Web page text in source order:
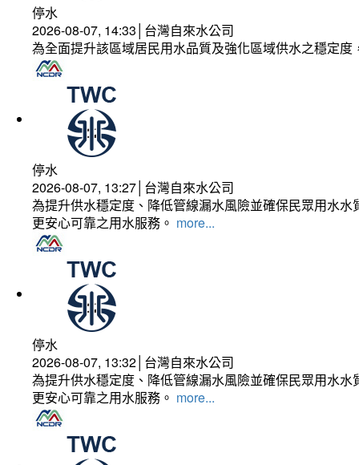
停水
2026-08-07, 14:33│台灣自來水公司
為全面提升該區域居民用水品質及強化區域供水之穩定
停水
2026-08-07, 13:27│台灣自來水公司
為提升供水穩定度、降低管線漏水風險並確保民眾用水
更安心可靠之用水服務。 more...
停水
2026-08-07, 13:32│台灣自來水公司
為提升供水穩定度、降低管線漏水風險並確保民眾用水
更安心可靠之用水服務。 more...